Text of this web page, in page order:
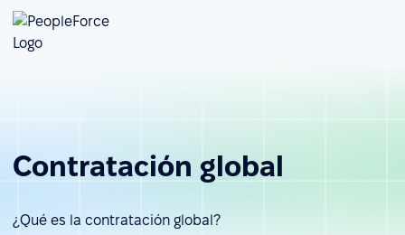
Contratación global
¿Qué es la contratación global?